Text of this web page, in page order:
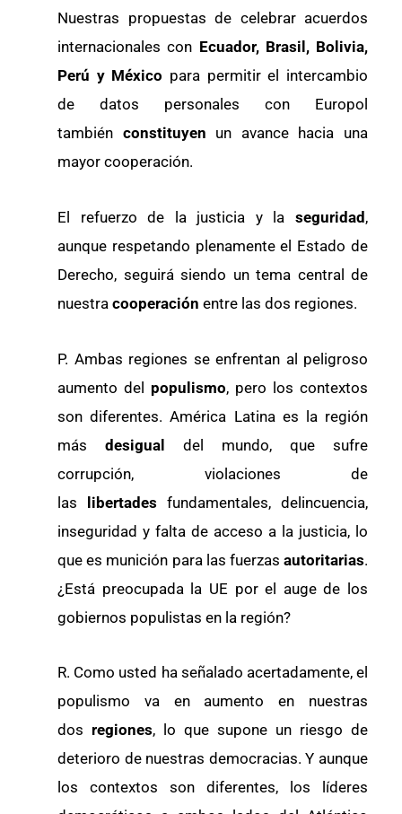
Nuestras propuestas de celebrar acuerdos
internacionales con Ecuador, Brasil, Bolivia,
Perú y México para permitir el intercambio
de datos personales con Europol
también constituyen un avance hacia una
mayor cooperación.
El refuerzo de la justicia y la seguridad,
aunque respetando plenamente el Estado de
Derecho, seguirá siendo un tema central de
nuestra cooperación entre las dos regiones.
P. Ambas regiones se enfrentan al peligroso
aumento del populismo, pero los contextos
son diferentes. América Latina es la región
más desigual del mundo, que sufre
corrupción, violaciones de
las libertades fundamentales, delincuencia,
inseguridad y falta de acceso a la justicia, lo
que es munición para las fuerzas autoritarias.
¿Está preocupada la UE por el auge de los
gobiernos populistas en la región?
R. Como usted ha señalado acertadamente, el
populismo va en aumento en nuestras
dos regiones, lo que supone un riesgo de
deterioro de nuestras democracias. Y aunque
los contextos son diferentes, los líderes